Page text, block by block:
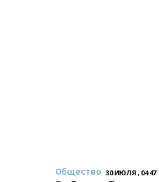
Общество 30 ИЮЛЯ , 04:47